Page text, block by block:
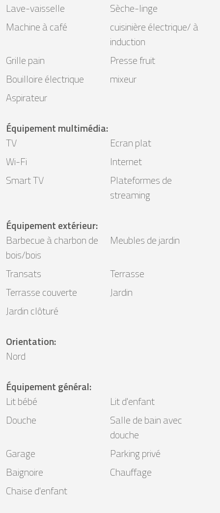
Lave-vaisselle
Sèche-linge
Machine à café
cuisinière électrique/ à
induction
Grille pain
Presse fruit
Bouilloire électrique
mixeur
Aspirateur
Équipement multimédia:
TV
Ecran plat
Wi-Fi
Internet
Smart TV
Plateformes de
streaming
Équipement extérieur:
Barbecue à charbon de
bois/bois
Meubles de jardin
Transats
Terrasse
Terrasse couverte
Jardin
Jardin clôturé
Orientation:
Nord
Équipement général:
Lit bébé
Lit d'enfant
Douche
Salle de bain avec
douche
Garage
Parking privé
Baignoire
Chauffage
Chaise d'enfant